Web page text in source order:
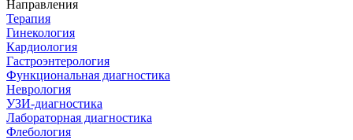
Направления
Терапия
Гинекология
Кардиология
Гастроэнтерология
Функциональная диагностика
Неврология
УЗИ-диагностика
Лабораторная диагностика
Флебология